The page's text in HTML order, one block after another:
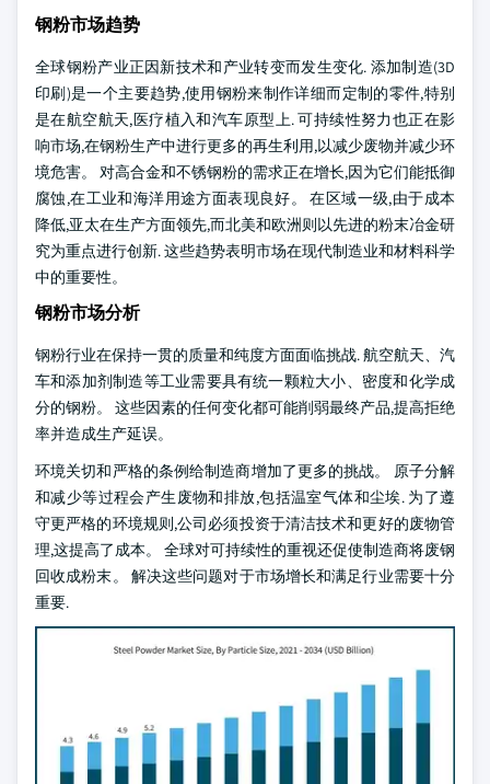
钢粉市场趋势
全球钢粉产业正因新技术和产业转变而发生变化. 添加制造(3D
印刷)是一个主要趋势,使用钢粉来制作详细而定制的零件,特别
是在航空航天,医疗植入和汽车原型上. 可持续性努力也正在影
响市场,在钢粉生产中进行更多的再生利用,以减少废物并减少环
境危害。 对高合金和不锈钢粉的需求正在增长,因为它们能抵御
腐蚀,在工业和海洋用途方面表现良好。 在区域一级,由于成本
降低,亚太在生产方面领先,而北美和欧洲则以先进的粉末冶金研
究为重点进行创新. 这些趋势表明市场在现代制造业和材料科学
中的重要性。
钢粉市场分析
钢粉行业在保持一贯的质量和纯度方面面临挑战. 航空航天、汽
车和添加剂制造等工业需要具有统一颗粒大小、密度和化学成
分的钢粉。 这些因素的任何变化都可能削弱最终产品,提高拒绝
率并造成生产延误。
环境关切和严格的条例给制造商增加了更多的挑战。 原子分解
和减少等过程会产生废物和排放,包括温室气体和尘埃. 为了遵
守更严格的环境规则,公司必须投资于清洁技术和更好的废物管
理,这提高了成本。 全球对可持续性的重视还促使制造商将废钢
回收成粉末。 解决这些问题对于市场增长和满足行业需要十分
重要.